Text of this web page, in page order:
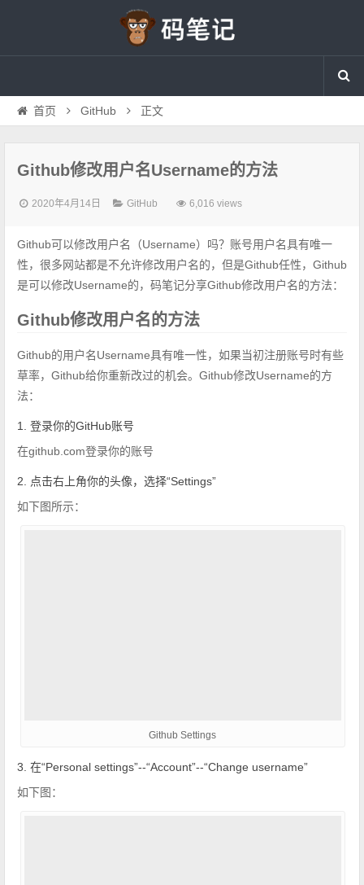
首页 GitHub 正文
Github修改用户名Username的方法
2020年4月14日 GitHub 6,016 views
Github可以修改用户名（Username）吗？账号用户名具有唯一
性，很多网站都是不允许修改用户名的，但是Github任性，Github
是可以修改Username的，码笔记分享Github修改用户名的方法：
Github修改用户名的方法
Github的用户名Username具有唯一性，如果当初注册账号时有些
草率，Github给你重新改过的机会。Github修改Username的方
法：
1. 登录你的GitHub账号
在github.com登录你的账号
2. 点击右上角你的头像，选择“Settings”
如下图所示：
Github Settings
3. 在“Personal settings”--“Account”--“Change username”
如下图：